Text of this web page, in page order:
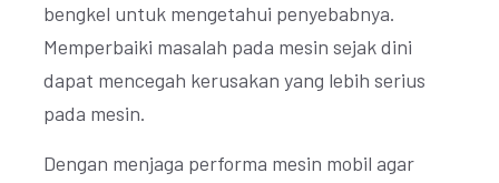
bengkel untuk mengetahui penyebabnya.
Memperbaiki masalah pada mesin sejak dini
dapat mencegah kerusakan yang lebih serius
pada mesin.
Dengan menjaga performa mesin mobil agar